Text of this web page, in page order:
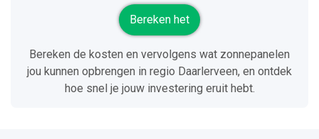
Bereken het
Bereken de kosten en vervolgens wat zonnepanelen
jou kunnen opbrengen in regio Daarlerveen, en ontdek
hoe snel je jouw investering eruit hebt.